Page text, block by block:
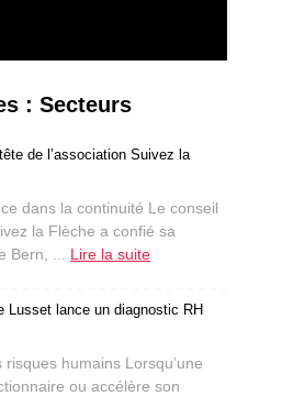
: Secteurs
de l’association Suivez la
dans la continuité Le conseil
la Flèche a confié sa
Bern, ... Lire la suite
Lusset lance un diagnostic RH
humains Lorsqu’une
ou accélère son